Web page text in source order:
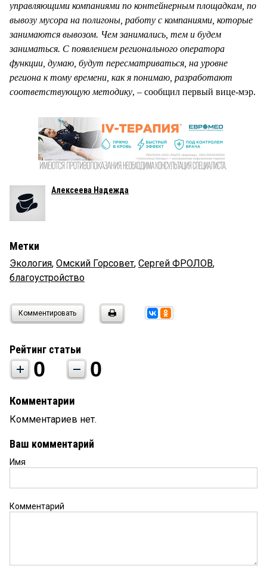
управляющими компаниями по контейнерным площадкам, по
вывозу мусора на полигоны, работу с компаниями, которые
занимаются вывозом. Чем занимались, тем и будем
заниматься. С появлением регионального оператора
функции, думаю, будут пересматриваться, на уровне
региона к тому времени, как я понимаю, разработают
соответствующую методику, – сообщил первый вице-мэр.
Алексеева Надежда
Метки
Экология, Омский Горсовет, Сергей ФРОЛОВ,
благоустройство
Комментировать
Рейтинг статьи
0 0
Комментарии
Комментариев нет.
Ваш комментарий
Имя
Комментарий